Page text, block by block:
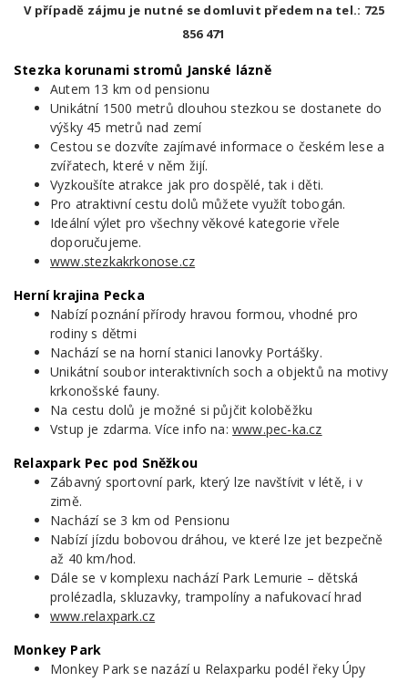
V případě zájmu je nutné se domluvit předem na tel.: 725
856 471
Stezka korunami stromů Janské lázně
Autem 13 km od pensionu
Unikátní 1500 metrů dlouhou stezkou se dostanete do
výšky 45 metrů nad zemí
Cestou se dozvíte zajímavé informace o českém lese a
zvířatech, které v něm žijí.
Vyzkoušíte atrakce jak pro dospělé, tak i děti.
Pro atraktivní cestu dolů můžete využít tobogán.
Ideální výlet pro všechny věkové kategorie vřele
doporučujeme.
www.stezkakrkonose.cz
Herní krajina Pecka
Nabízí poznání přírody hravou formou, vhodné pro
rodiny s dětmi
Nachází se na horní stanici lanovky Portášky.
Unikátní soubor interaktivních soch a objektů na motivy
krkonošské fauny.
Na cestu dolů je možné si půjčit koloběžku
Vstup je zdarma. Více info na:www.pec-ka.cz
Relaxpark Pec pod Sněžkou
Zábavný sportovní park, který lze navštívit v létě, i v
zimě.
Nachází se 3 km od Pensionu
Nabízí jízdu bobovou dráhou, ve které lze jet bezpečně
až 40 km/hod.
Dále se v komplexu nachází Park Lemurie – dětská
prolézadla, skluzavky, trampolíny a nafukovací hrad
www.relaxpark.cz
Monkey Park
Monkey Park se nazází u Relaxparku podél řeky Úpy